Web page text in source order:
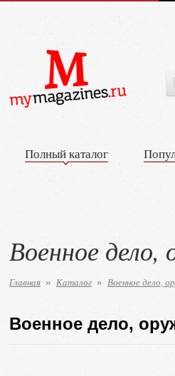
Полный каталог
Военное дело,
Главная » Каталог » Военное дело,
Военное дело,